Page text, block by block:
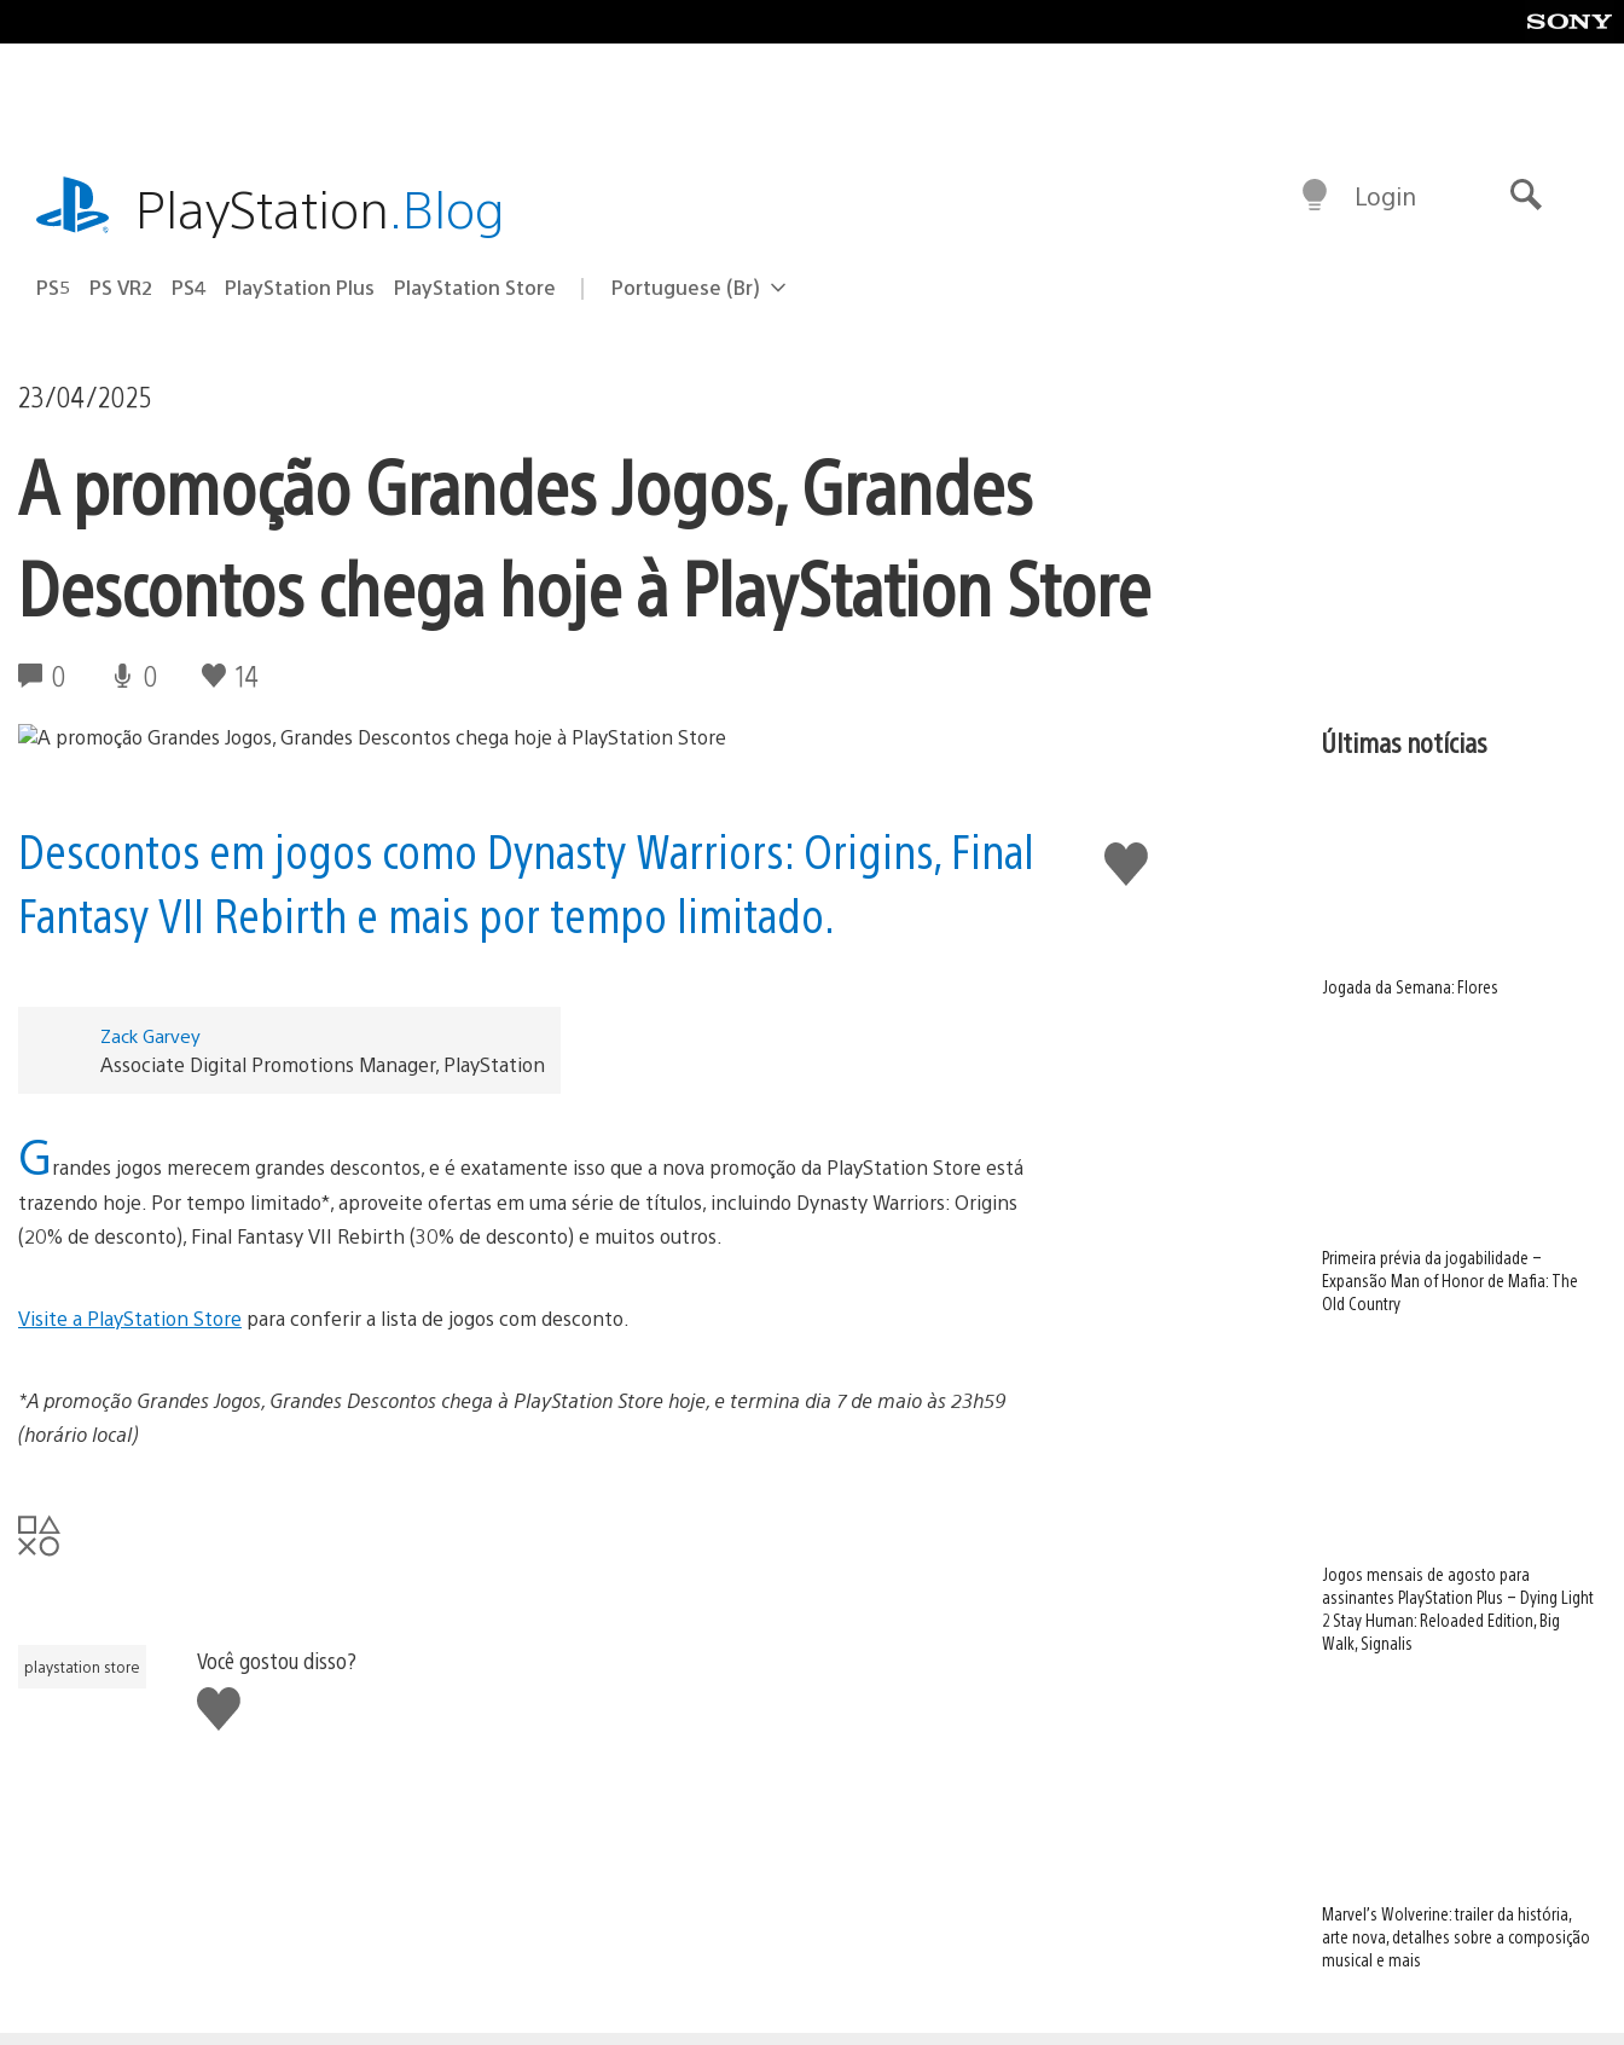
para
playstation.comPlayStation.Blog
PS5 PS VR2 PS4 PlayStation Plus PlayStation Store Selecione
Região
Portuguese (Br)
Login
23/04/2025
A promoção Grandes Jogos, Grandes
Descontos chega hoje à PlayStation Store
0 0 14
Curtir
Descontos em jogos como Dynasty Warriors: Origins, Final
Fantasy VII Rebirth e mais por tempo limitado.
Zack Garvey
Associate Digital Promotions Manager, PlayStation
Grandes jogos merecem grandes descontos, e é exatamente isso que a nova promoção da PlayStation Store está
trazendo hoje. Por tempo limitado*, aproveite ofertas em uma série de títulos, incluindo Dynasty Warriors: Origins
(20% de desconto), Final Fantasy VII Rebirth (30% de desconto) e muitos outros.
Visite a PlayStation Store para conferir a lista de jogos com desconto.
*A promoção Grandes Jogos, Grandes Descontos chega à PlayStation Store hoje, e termina dia 7 de maio às 23h59
(horário local)
playstation store
Você gostou disso?
Curtir
Últimas notícias
Jogada da Semana: Flores
Primeira prévia da jogabilidade –
Expansão Man of Honor de Mafia: The
Old Country
Jogos mensais de agosto para
assinantes PlayStation Plus – Dying Light
2 Stay Human: Reloaded Edition, Big
Walk, Signalis
Marvel’s Wolverine: trailer da história,
arte nova, detalhes sobre a composição
musical e mais